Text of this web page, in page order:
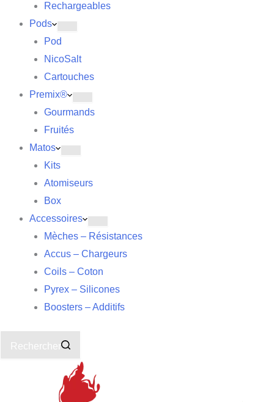
Rechargeables
Pods
Pod
NicoSalt
Cartouches
Premix®
Gourmands
Fruités
Matos
Kits
Atomiseurs
Box
Accessoires
Mèches – Résistances
Accus – Chargeurs
Coils – Coton
Pyrex – Silicones
Boosters – Additifs
Rechercher